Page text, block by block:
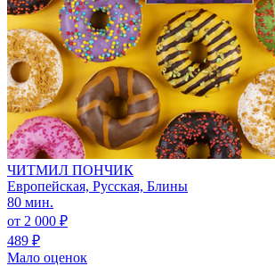
ЧИТМИЛ ПОНЧИК
Европейская, Русская, Блины
80 мин.
от 2 000 ₽
489 ₽
Мало оценок